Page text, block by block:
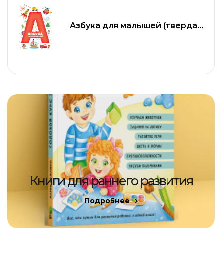
Азбука для малышей (твердая
Книги для раннего развития
Подробнее